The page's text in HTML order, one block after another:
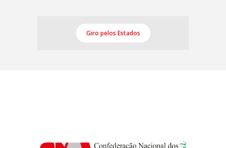
Giro pelos Estados